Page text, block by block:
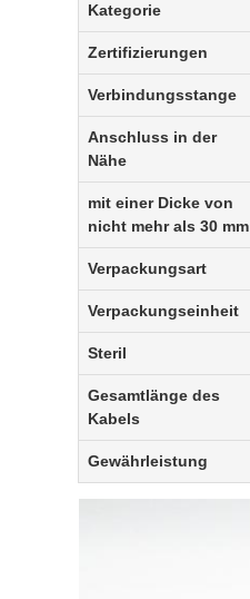
Kategorie
Zertifizierungen
Verbindungsstange
Anschluss in der
Nähe
mit einer Dicke von
nicht mehr als 30 mm
Verpackungsart
Verpackungseinheit
Steril
Gesamtlänge des
Kabels
Gewährleistung